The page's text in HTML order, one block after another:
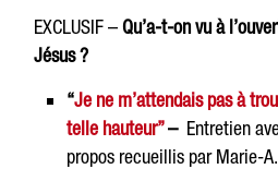
EXCLUSIF –Qu’a-t-on vu à
Jésus ?
“Je ne m’attendais pas à
telle hauteur”– Entretien
propos recueillis par Marie-